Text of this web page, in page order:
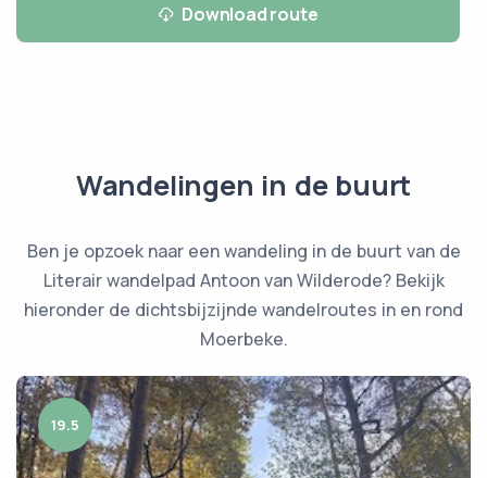
Download route
Wandelingen in de buurt
Ben je opzoek naar een wandeling in de buurt van de
Literair wandelpad Antoon van Wilderode? Bekijk
hieronder de dichtsbijzijnde wandelroutes in en rond
Moerbeke.
19.5